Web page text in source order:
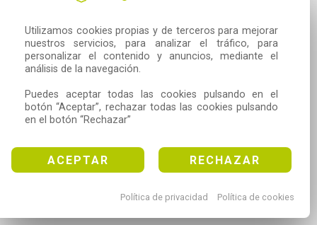
Utilizamos cookies propias y de terceros para mejorar
nuestros servicios, para analizar el tráfico, para
personalizar el contenido y anuncios, mediante el
análisis de la navegación.
Puedes aceptar todas las cookies pulsando en el
botón “Aceptar”, rechazar todas las cookies pulsando
en el botón “Rechazar”
ACEPTAR RECHAZAR
Política de privacidad Política de cookies